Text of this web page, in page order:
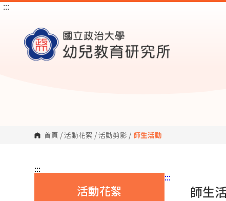
跳
:::
首頁 /活動花絮 /活動剪影 / 師生活動
:::
活動花絮
:::
師生